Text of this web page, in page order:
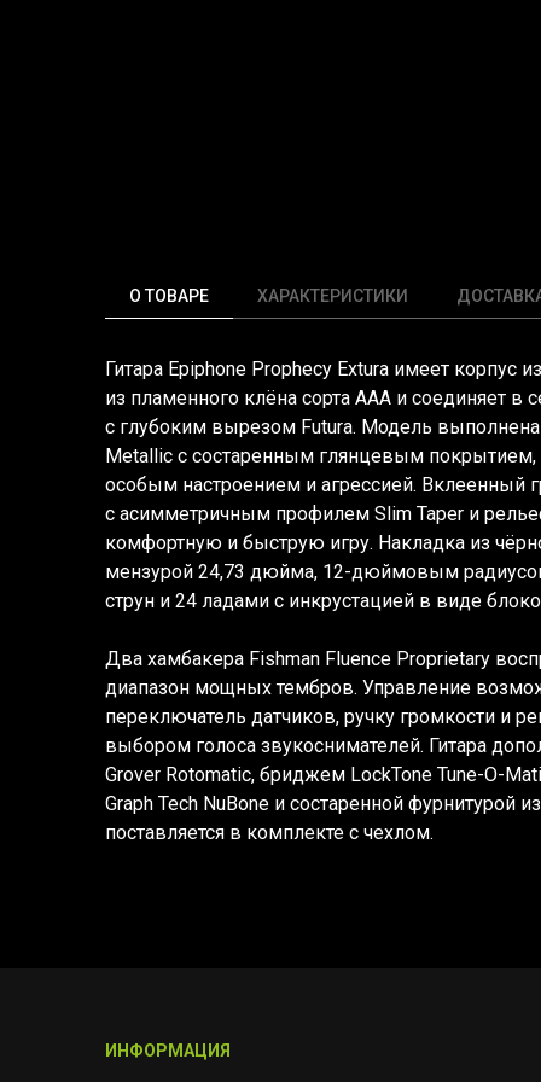
О ТОВАРЕ ХАРАКТЕРИСТИКИ
Гитара Epiphone Prophecy Extura имеет корпус
из пламенного клёна сорта ААА и соединяет в
с глубоким вырезом Futura. Модель
Metallic с состаренным глянцевым покрытием,
особым настроением и агрессией. Вклеенный
с асимметричным профилем Slim Taper и
комфортную и быструю игру. Накладка из
мензурой 24,73 дюйма, 12-дюймовым
струн и 24 ладами с инкрустацией в виде
Два хамбакера Fishman Fluence Proprietary
диапазон мощных тембров. Управление
переключатель датчиков, ручку громкости и
выбором голоса звукоснимателей. Гитара
Grover Rotomatic, бриджем LockTone Tune-O-
Graph Tech NuBone и состаренной фурнитурой
поставляется в комплекте с чехлом.
ИНФОРМАЦИЯ